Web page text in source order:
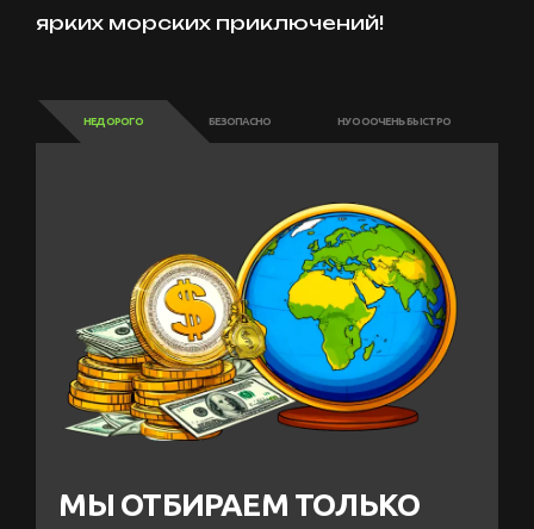
ярких морских приключений!
НЕДОРОГО БЕЗОПАСНО НУ ОООЧЕНЬ БЫСТРО
МЫ ОТБИРАЕМ ТОЛЬКО